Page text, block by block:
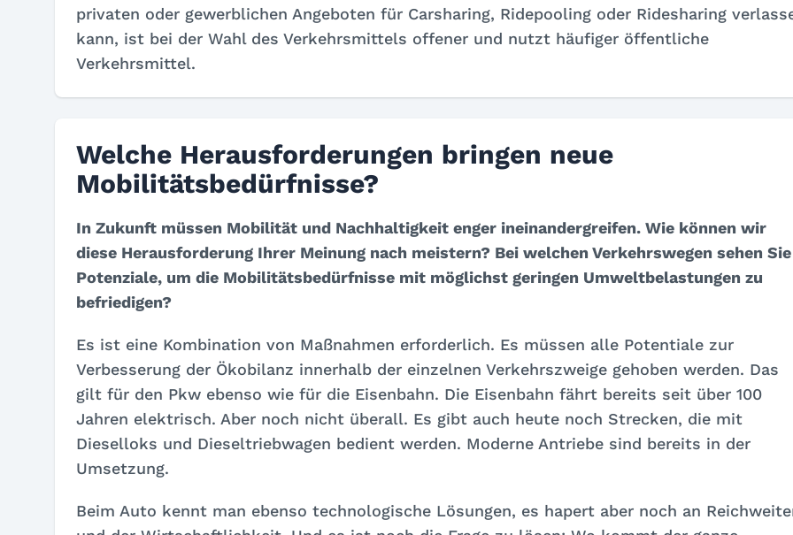
privaten oder gewerblichen Angeboten für Carsharing, Ridepooling oder Ridesharing
kann, ist bei der Wahl des Verkehrsmittels offener und nutzt häufiger öffentliche
Verkehrsmittel.
Welche Herausforderungen bringen neue
Mobilitätsbedürfnisse?
In Zukunft müssen Mobilität und Nachhaltigkeit enger ineinandergreifen. Wie können wir
diese Herausforderung Ihrer Meinung nach meistern? Bei welchen Verkehrswegen sehen Sie
Potenziale, um die Mobilitätsbedürfnisse mit möglichst geringen Umweltbelastungen zu
befriedigen?
Es ist eine Kombination von Maßnahmen erforderlich. Es müssen alle Potentiale zur
Verbesserung der Ökobilanz innerhalb der einzelnen Verkehrszweige gehoben werden. Das
gilt für den Pkw ebenso wie für die Eisenbahn. Die Eisenbahn fährt bereits seit über 100
Jahren elektrisch. Aber noch nicht überall. Es gibt auch heute noch Strecken, die mit
Dieselloks und Dieseltriebwagen bedient werden. Moderne Antriebe sind bereits in der
Umsetzung.
Beim Auto kennt man ebenso technologische Lösungen, es hapert aber noch an